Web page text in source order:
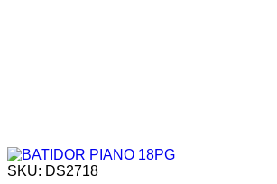
SKU: DS2718